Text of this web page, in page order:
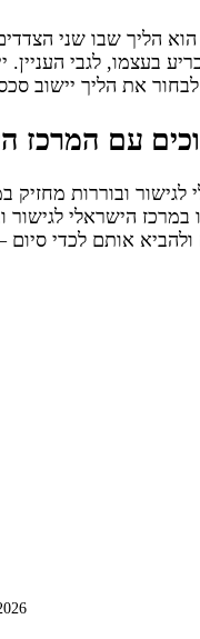
הוא הליך שבו שני
בעצמו, לגבי
את הליך יישוב
עם המרכז
לגישור ובוררות מחזיק
במרכז הישראלי
אותם לכדי סיום – 073-374-